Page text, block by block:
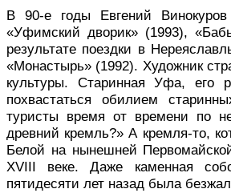
В 90-е годы Евгений Винокуров
«Уфимский дворик» (1993),
результате поездки в
«Монастырь» (1992). Художник
культуры. Старинная Уфа, его
похвастаться обилием
туристы время от времени по
древний кремль?» А кремля-то,
Белой на нынешней
XVIII веке. Даже каменная
пятидесяти лет назад была